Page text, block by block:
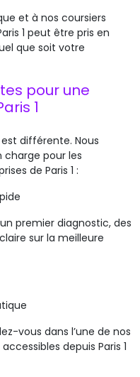
et à nos coursiers
1 peut être pris en
que soit votre
pour une
1
différente. Nous
charge pour les
de Paris 1 :
premier diagnostic, des
sur la meilleure
vous dans l’une de nos
depuis Paris 1